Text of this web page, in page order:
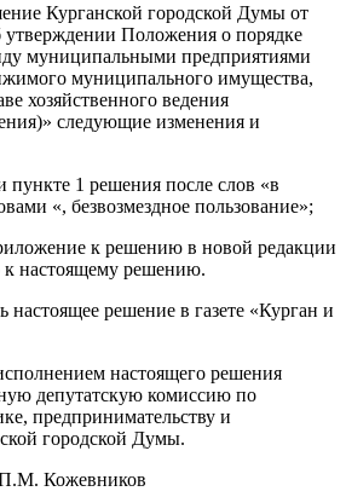
Курганской городской Думы от
Положения о порядке
муниципальными предприятиями
муниципального имущества,
хозяйственного ведения
следующие изменения и
пункте 1 решения после слов «в
«, безвозмездное пользование»;
к решению в новой редакции
настоящему решению.
настоящее решение в газете «Курган и
настоящего решения
депутатскую комиссию по
предпринимательству и
городской Думы.
П.М. Кожевников